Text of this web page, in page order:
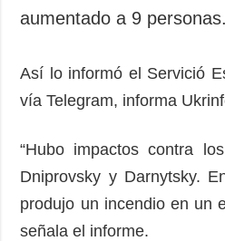
aumentado a 9 personas.
Así lo informó el Servició
vía Telegram, informa
“Hubo impactos contra
Dniprovsky y Darnytsky.
produjo un incendio en un
señala el informe.